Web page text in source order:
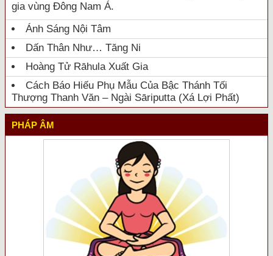
gia vùng Đông Nam Á.
Ánh Sáng Nội Tâm
Dấn Thân Như… Tăng Ni
Hoàng Tử Rāhula Xuất Gia
Cách Báo Hiếu Phụ Mẫu Của Bậc Thánh Tối
Thượng Thanh Văn – Ngài Sāriputta (Xá Lợi Phất)
PHÁP ÂM